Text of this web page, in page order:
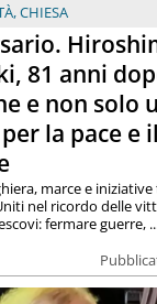
,CHIESA
81 anni
e non solo
la pace e
marce e
nel ricordo delle
fermare guerre,